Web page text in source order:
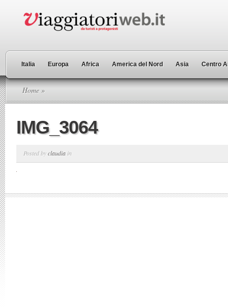
Italia Europa Africa America del Nord Asia Centro
Home »
IMG_3064
Posted byclaudia in